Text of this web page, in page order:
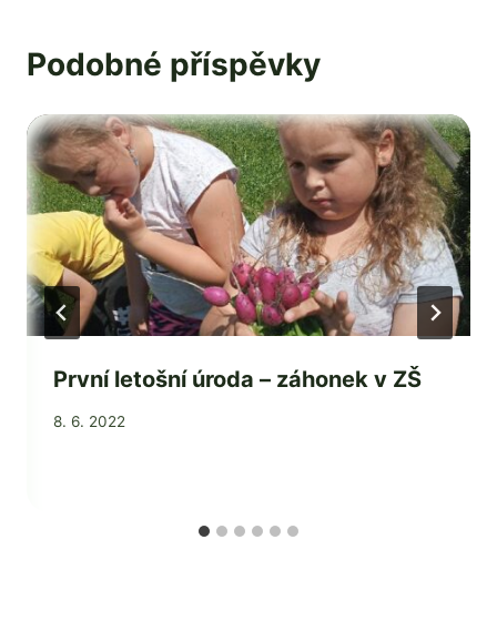
Podobné příspěvky
První letošní úroda – záhonek v ZŠ
Od
8. 6. 2022